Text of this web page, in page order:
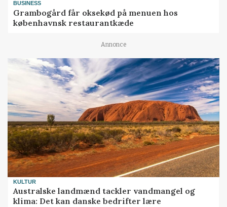
BUSINESS
Grambogård får oksekød på menuen hos
københavnsk restaurantkæde
Annonce
KULTUR
Australske landmænd tackler vandmangel og
klima: Det kan danske bedrifter lære